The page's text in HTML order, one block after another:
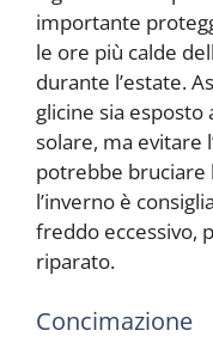
importante
le ore più calde
durante l’estate.
glicine sia esposto
solare, ma evitare
potrebbe bruciare
l’inverno è
freddo eccessivo,
riparato.
Concimazione